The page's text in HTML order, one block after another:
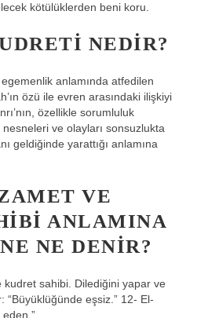
kötülüklerden beni koru.
NEDIR?
anlamında atfedilen
özü ile evren arasındaki ilişkiyi
özellikle sorumluluk
ve olayları sonsuzlukta
geldiğinde yarattığı anlamına
VE
ANLAMINA
NE DENIR?
kudret sahibi. Dilediğini yapar ve
“Büyüklüğünde eşsiz.” 12- El-